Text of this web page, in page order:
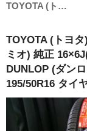
13インチ：冬
14インチ：冬
15インチ：冬
TOYOTA (トヨタ) ALLION (アリオン) ・PREMIO (プレミオ) 純正 16×6J(+45)PCD100-5H リメイク ガンメタ DUNLOP (ダンロップ) SP SPORT LM705 新品 195/50R16 タイヤホイール 4本 [16gas046]
TOYOTA (トヨ
ミオ) 純正
DUNLOP (ダン
195/50R16 タイ